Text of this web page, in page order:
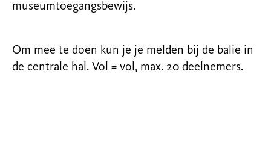
museumtoegangsbewijs.
Om mee te doen kun je je melden bij de balie in
de centrale hal. Vol = vol, max. 20 deelnemers.